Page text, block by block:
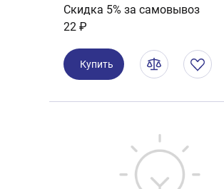
Скидка 5% за самовывоз
22 ₽
Купить